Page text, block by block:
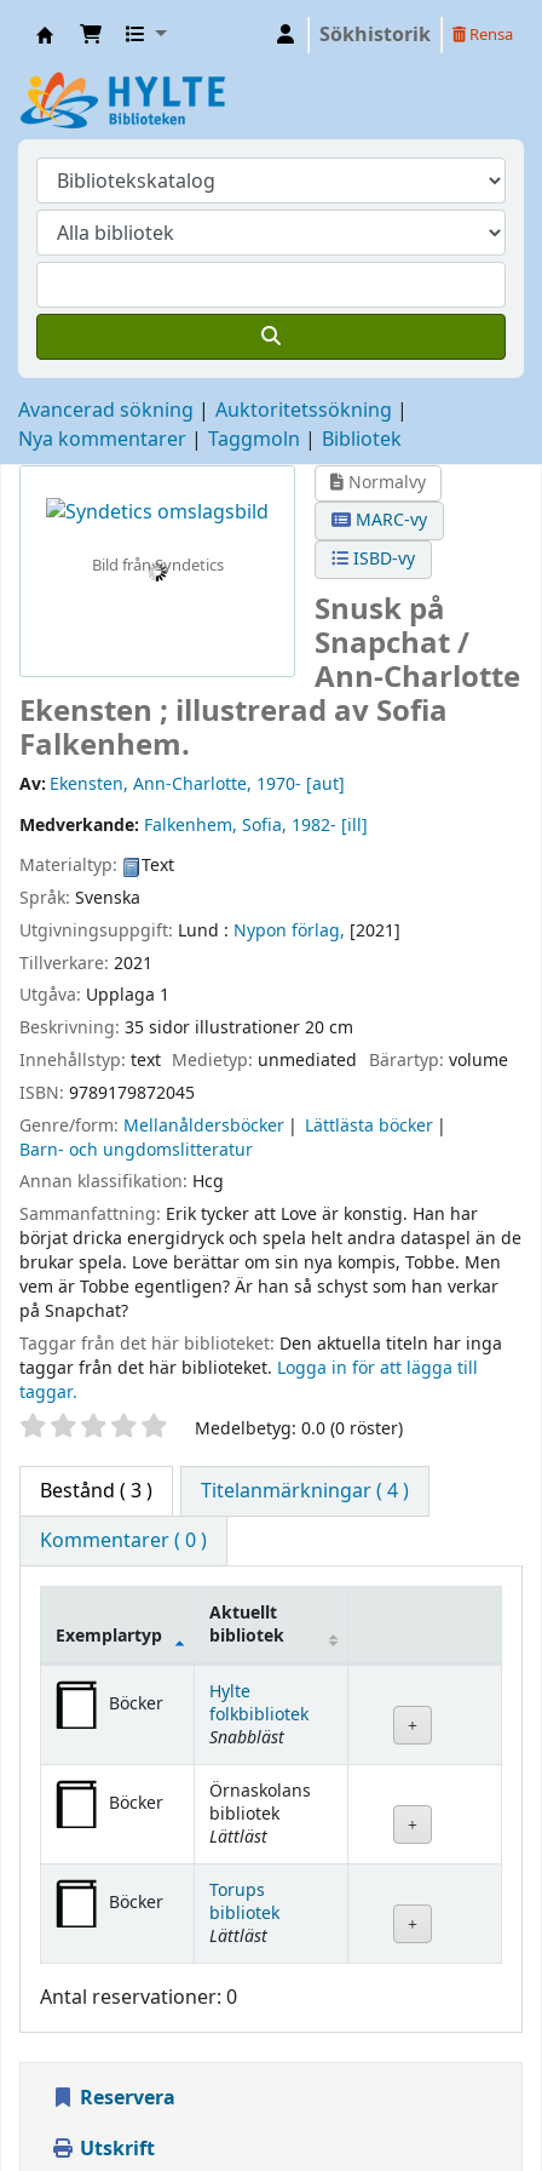
Sökhistorik Rensa
Avancerad sökning
Auktoritetssökning
Nya kommentarer
Taggmoln Bibliotek
Bild från Syndetics
Normalvy
MARC-vy
ISBD-vy
Snusk på
Snapchat /
Ann-Charlotte
Ekensten ; illustrerad av Sofia
Falkenhem.
Av: Ekensten, Ann-Charlotte, 1970- [aut]
Medverkande: Falkenhem, Sofia, 1982- [ill]
Materialtyp:
Text
Språk: Svenska
Utgivningsuppgift: Lund : Nypon förlag, [2021]
Tillverkare: 2021
Utgåva: Upplaga 1
Beskrivning: 35 sidor illustrationer 20 cm
Innehållstyp: text Medietyp: unmediated Bärartyp: volume
ISBN: 9789179872045
Genre/form: Mellanåldersböcker
Lättlästa böcker
Barn- och ungdomslitteratur
Annan klassifikation: Hcg
Sammanfattning: Erik tycker att Love är konstig. Han har
börjat dricka energidryck och spela helt andra dataspel än de
brukar spela. Love berättar om sin nya kompis, Tobbe. Men
vem är Tobbe egentligen? Är han så schyst som han verkar
på Snapchat?
Taggar från det här biblioteket: Den aktuella titeln har inga
taggar från det här biblioteket. Logga in för att lägga till
taggar.
Betyg Medelbetyg: 0.0 (0 röster)
Bestånd ( 3 )
Titelanmärkningar ( 4 )
Kommentarer ( 0 )
Bestånd
Exemplartyp
Aktuellt
bibliotek
Böcker
Hylte
folkbibliotek
Snabbläst
Böcker
Örnaskolans
bibliotek
Lättläst
Böcker
Torups
bibliotek
Lättläst
Antal reservationer: 0
Reservera
Utskrift